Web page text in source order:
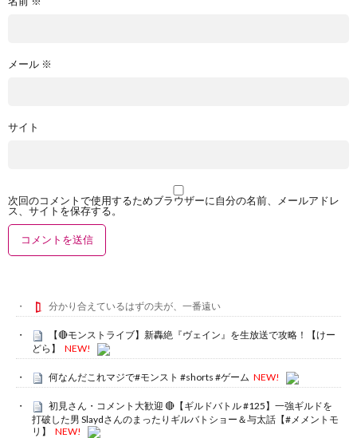
メール ※
サイト
次回のコメントで使用するためブラウザーに自分の名前、メールアドレ
ス、サイトを保存する。
分かり合えているはずの夫が、一番遠い
【🔴モンストライブ】新轟絶『ヴェイン』を生放送で攻略！【けー
どら】
NEW!
何なんだこれマジで#モンスト #shorts #ゲーム NEW!
初見さん・コメント大歓迎 🔴【ギルドバトル #125】一強ギルドを
打破した男 Slaydさんのまったりギルバトショー＆与太話【#メメントモ
リ】
NEW!